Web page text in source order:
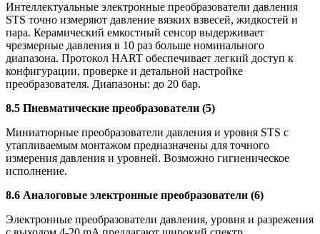
Интеллектуальные электронные преобразователи давления
STS точно измеряют давление вязких взвесей, жидкостей и
пара. Керамический емкостный сенсор выдерживает
чрезмерные давления в 10 раз больше номинального
диапазона. Протокол HART обеспечивает легкий доступ к
конфигурации, проверке и детальной настройке
преобразователя. Диапазоны: до 20 бар.
8.5 Пневматические преобразователи (5)
Миниатюрные преобразователи давления и уровня STS с
утапливаемым монтажом предназначены для точного
измерения давления и уровней. Возможно гигиеническое
исполнение.
8.6 Аналоговые электронные преобразователи (6)
Электронные преобразователи давления, уровня и разрежения